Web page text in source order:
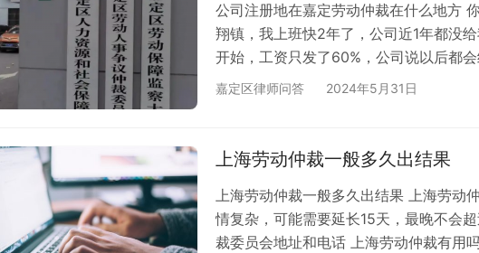
公司注册地在嘉定劳动仲裁在什么地方
翔镇，我上班快2年了，公司近1年都没
开始，工资只发了60%，公司说以后都
司老板给个说法，也一直拖延时间。我
册地在嘉定区，那么劳动仲裁可以在嘉
嘉定区律师问答 2024年5月31日
上海劳动仲裁一般多久出结果
上海劳动仲裁一般多久出结果 上海劳动
情复杂，可能需要延长15天，最晚不会
裁委员会地址和电话 上海劳动仲裁有用